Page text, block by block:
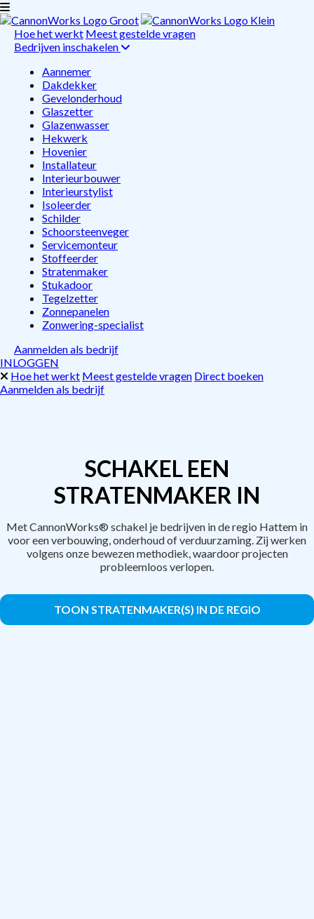
Hoe het werkt Meest gestelde vragen
Bedrijven inschakelen
Aannemer
Dakdekker
Gevelonderhoud
Glaszetter
Glazenwasser
Hekwerk
Hovenier
Installateur
Interieurbouwer
Interieurstylist
Isoleerder
Schilder
Schoorsteenveger
Servicemonteur
Stoffeerder
Stratenmaker
Stukadoor
Tegelzetter
Zonnepanelen
Zonwering-specialist
Aanmelden als bedrijf
INLOGGEN
Hoe het werkt Meest gestelde vragen Direct boeken
Aanmelden als bedrijf
SCHAKEL EEN
STRATENMAKER IN
Met CannonWorks® schakel je bedrijven in de regio Hattem in
voor een verbouwing, onderhoud of verduurzaming. Zij werken
volgens onze bewezen methodiek, waardoor projecten
probleemloos verlopen.
TOON STRATENMAKER(S) IN DE REGIO